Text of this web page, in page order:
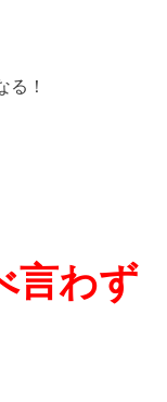
る！
言わず